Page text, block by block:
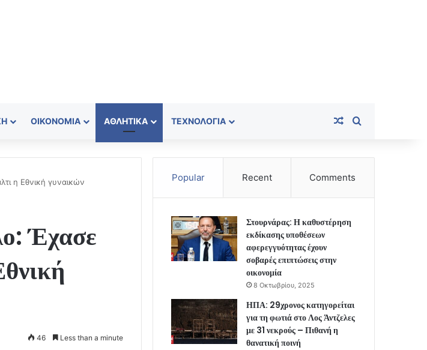
ΟΙΚΟΝΟΜΊΑ ΑΘΛΗΤΙΚΆ ΤΕΧΝΟΛΟΓΊΑ Random Article
η Εθνική γυναικών
Έχασε
46 Less than a minute
Popular Recent Comments
Στουρνάρας: Η καθυστέρηση
εκδίκασης υποθέσεων
αφερεγγυότητας έχουν
σοβαρές επιπτώσεις στην
οικονομία
8 Οκτωβρίου, 2025
ΗΠΑ: 29χρονος κατηγορείται
για τη φωτιά στο Λος Άντζελες
με 31 νεκρούς – Πιθανή η
θανατική ποινή